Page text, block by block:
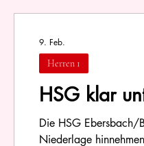
HSG klar
Die HSG Ebersbach/
Niederlage
Herren 1
9. Feb.